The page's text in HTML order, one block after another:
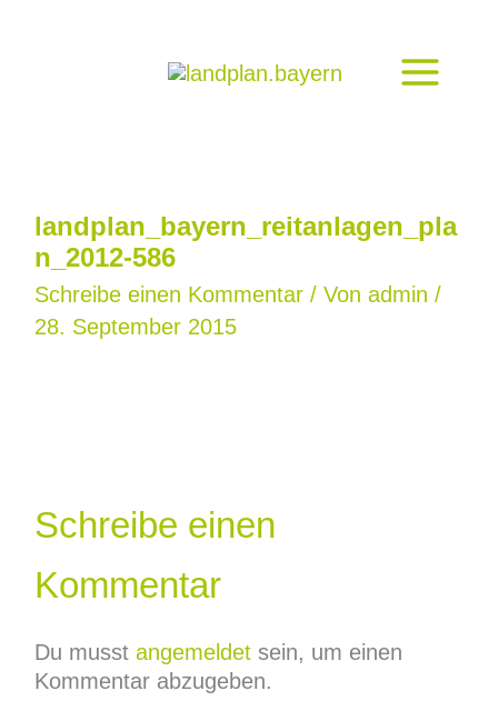
landplan_bayern_reitanlagen_pla
n_2012-586
Schreibe einen Kommentar / Von admin /
28. September 2015
Schreibe einen
Kommentar
Du musst angemeldetsein, um einen
Kommentar abzugeben.